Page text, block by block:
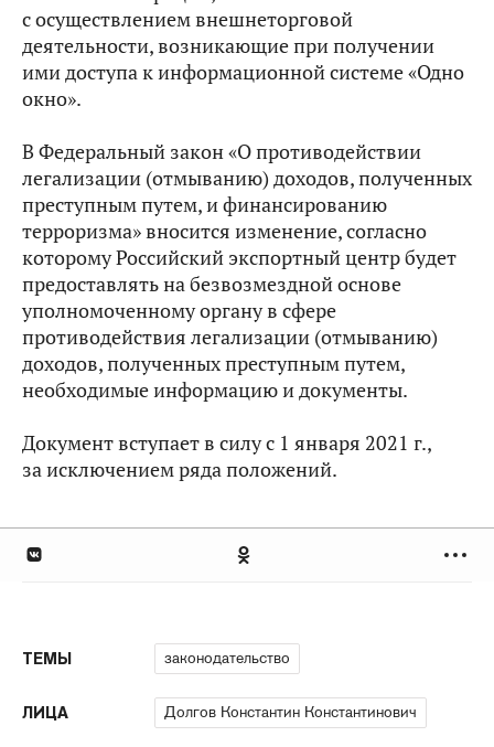
с осуществлением внешнеторговой
деятельности, возникающие при получении
ими доступа к информационной системе «Одно
окно».
В Федеральный закон «О противодействии
легализации (отмыванию) доходов, полученных
преступным путем, и финансированию
терроризма» вносится изменение, согласно
которому Российский экспортный центр будет
предоставлять на безвозмездной основе
уполномоченному органу в сфере
противодействия легализации (отмыванию)
доходов, полученных преступным путем,
необходимые информацию и документы.
Документ вступает в силу с 1 января 2021 г.,
за исключением ряда положений.
ТЕМЫ законодательство
ЛИЦА Долгов Константин Константинович